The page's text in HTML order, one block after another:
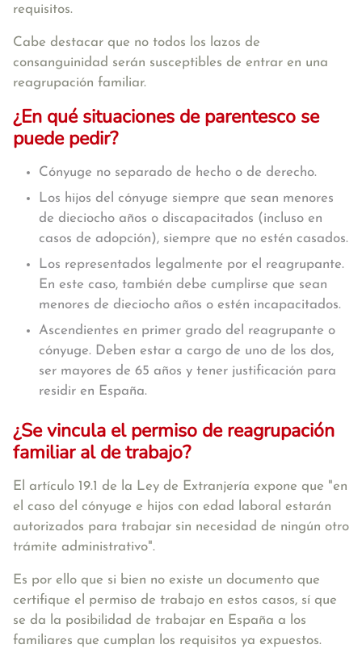
requisitos.
Cabe destacar que no todos los lazos de
consanguinidad serán susceptibles de entrar en una
reagrupación familiar.
¿En qué situaciones de parentesco se
puede pedir?
Cónyuge no separado de hecho o de derecho.
Los hijos del cónyuge siempre que sean menores
de dieciocho años o discapacitados (incluso en
casos de adopción), siempre que no estén casados.
Los representados legalmente por el reagrupante.
En este caso, también debe cumplirse que sean
menores de dieciocho años o estén incapacitados.
Ascendientes en primer grado del reagrupante o
cónyuge. Deben estar a cargo de uno de los dos,
ser mayores de 65 años y tener justificación para
residir en España.
¿Se vincula el permiso de reagrupación
familiar al de trabajo?
El artículo 19.1 de la Ley de Extranjería expone que "en
el caso del cónyuge e hijos con edad laboral estarán
autorizados para trabajar sin necesidad de ningún otro
trámite administrativo".
Es por ello que si bien no existe un documento que
certifique el permiso de trabajo en estos casos, sí que
se da la posibilidad de trabajar en España a los
familiares que cumplan los requisitos ya expuestos.